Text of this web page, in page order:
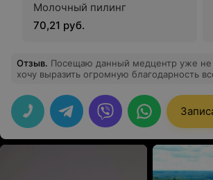
Молочный пилинг
70,21 руб.
Отзыв. Посещаю данный медцентр уже не
хочу выразить огромную благодарность всем
работе и внимание к каждому клиенту!
большое за ваш труд!